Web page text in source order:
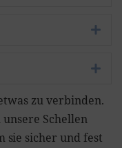
zu verbinden.
Schellen
sie sicher und fest